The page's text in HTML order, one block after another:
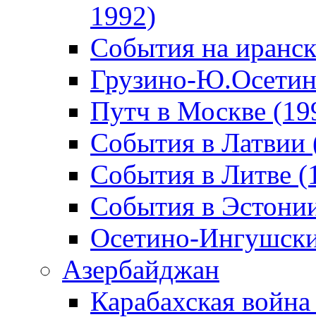
1992)
События на
Грузино-
Путч в Москве
События в Латвии
События в Литве
События в
Осетино-
Азербайджан
Карабахская